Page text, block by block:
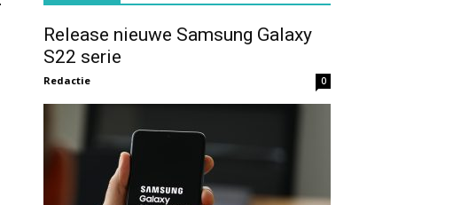
Release nieuwe Samsung Galaxy
S22 serie
Redactie 0